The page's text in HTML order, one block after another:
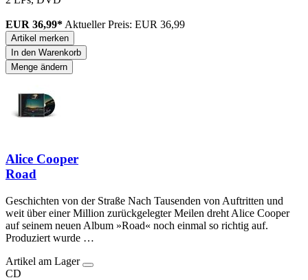
EUR 36,99* Aktueller Preis: EUR 36,99
Artikel merken
In den Warenkorb
Menge ändern
Alice Cooper
Road
Geschichten von der Straße Nach Tausenden von Auftritten und
weit über einer Million zurückgelegter Meilen dreht Alice Cooper
auf seinem neuen Album »Road« noch einmal so richtig auf.
Produziert wurde …
Artikel am Lager
CD